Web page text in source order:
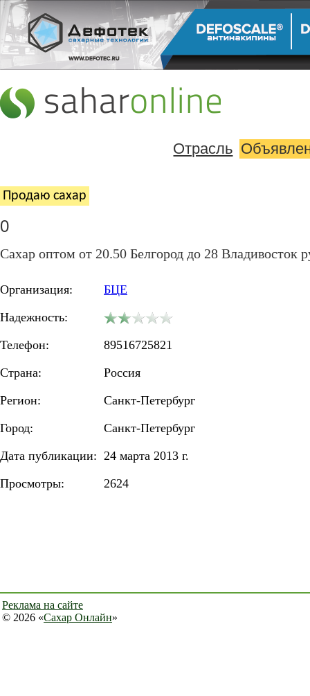
Отрасль
Продаю cахар
0
Сахар оптом от 20.50 Белгород до 28 Владивосток
Организация:
БЦЕ
Надежность:
Телефон:
89516725821
Страна:
Россия
Регион:
Санкт-Петербург
Город:
Санкт-Петербург
Дата публикации: 24 марта 2013 г.
Просмотры:
2624
Реклама на сайте
© 2026 «Сахар Онлайн»